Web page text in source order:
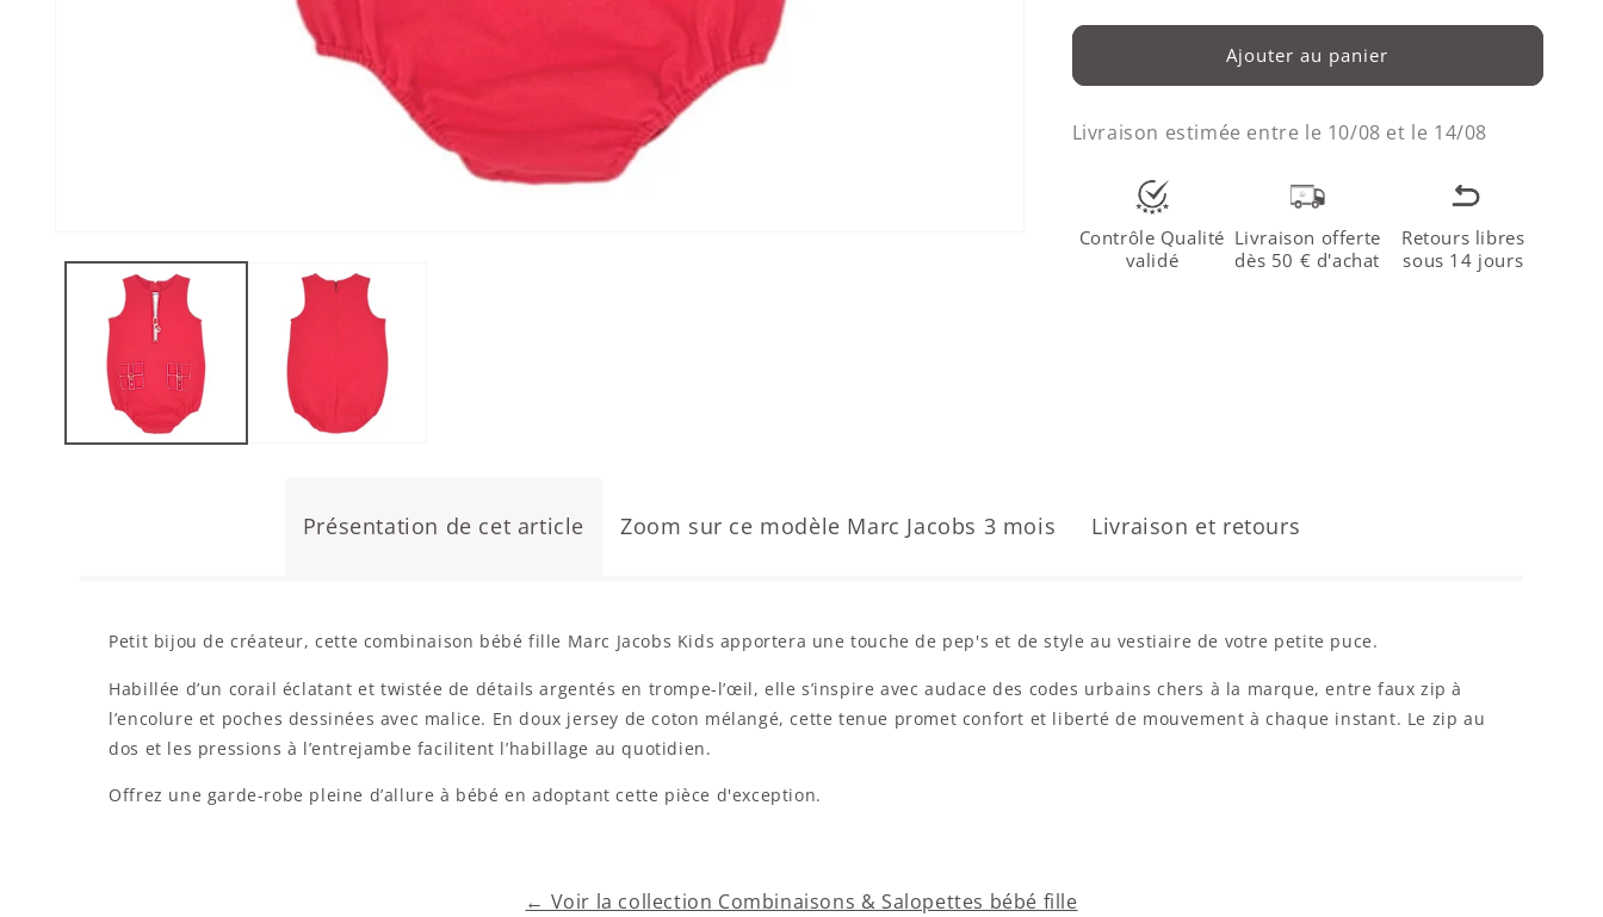
Ajouter au panier
Livraison estimée entre le 10/08 et le 14/08
Contrôle Qualité
validé
Livraison offerte
dès 50 € d'achat
Retours libres
sous 14 jours
Présentation de cet article Zoom sur ce modèle Marc Jacobs 3 mois Livraison et retours
Petit bijou de créateur, cette combinaison bébé fille Marc Jacobs Kids apportera une touche de pep's et de style au vestiaire de votre petite puce.
Habillée d’un corail éclatant et twistée de détails argentés en trompe-l’œil, elle s’inspire avec audace des codes urbains chers à la marque, entre faux zip à
l’encolure et poches dessinées avec malice. En doux jersey de coton mélangé, cette tenue promet confort et liberté de mouvement à chaque instant. Le zip au
dos et les pressions à l’entrejambe facilitent l’habillage au quotidien.
Offrez une garde-robe pleine d’allure à bébé en adoptant cette pièce d'exception.
← Voir la collection Combinaisons & Salopettes bébé fille